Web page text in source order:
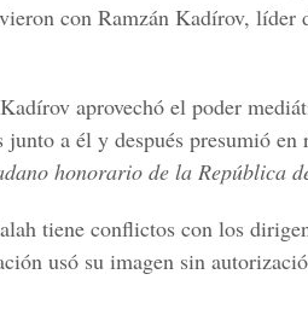
con Ramzán Kadírov, líder
aprovechó el poder
a él y después presumió en
honorario de la República
tiene conflictos con los
usó su imagen sin